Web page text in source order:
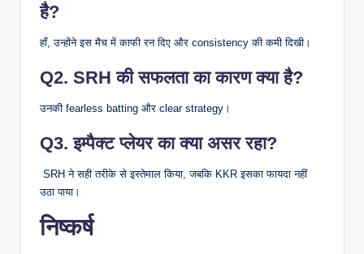
है?
हाँ, उन्होंने इस मैच में काफी रन दिए और consistency की कमी दिखी।
Q2. SRH की सफलता का कारण क्या है?
उनकी fearless batting और clear strategy।
Q3. इम्पैक्ट प्लेयर का क्या असर रहा?
SRH ने सही तरीके से इस्तेमाल किया, जबकि KKR इसका फायदा नहीं
उठा पाया।
निष्कर्ष